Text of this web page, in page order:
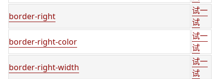
border-right
试一
试
border-right-color
试一
试
border-right-width
试一
试